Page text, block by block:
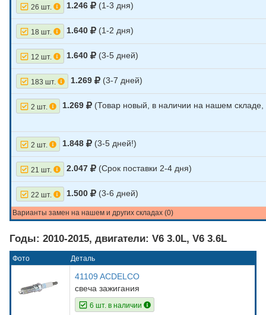
26 шт. 1.246 (1-3 дня)
18 шт. 1.640 (1-2 дня)
12 шт. 1.640 (3-5 дней)
183 шт. 1.269 (3-7 дней)
2 шт. 1.269 (Товар новый, в наличии на нашем
2 шт. 1.848 (3-5 дней!)
21 шт. 2.047 (Срок поставки 2-4 дня)
22 шт. 1.500 (3-6 дней)
Варианты замен на нашем и других складах (0)
Годы: 2010-2015, двигатели: V6 3.0L, V6 3.6L
Фото Деталь
41109 ACDELCO
свеча зажигания
6 шт. в наличии